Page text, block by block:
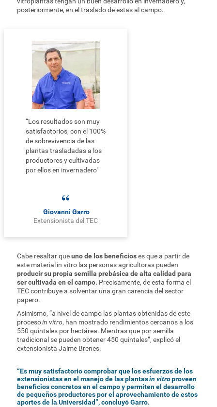
posteriormente, en el traslado de estas al campo.
“Los resultados son muy
satisfactorios, con el 100%
de sobrevivencia de las
plantas trasladadas a los
productores y cultivadas
por ellos en invernadero"
Giovanni Garro
Extensionista del TEC
Cabe resaltar queuno de los beneficioses que a partir de
este material in vitro las personas agricultoras pueden
producir su propia semilla prebásica de alta calidad para
ser cultivada en el campo. Precisamente, de esta forma el
TEC contribuye a solventar una gran carencia del sector
papero.
Asimismo, “a nivel de campo las plantas obtenidas de este
procesoin vitro, han mostrado rendimientos cercanos a los
550 quintales por hectárea. Mientras que por semilla
tradicional se pueden obtener 450 quintales”, explicó el
extensionista Jaime Brenes.
“Es muy satisfactorio comprobar que los esfuerzos de los
extensionistas en el manejo de las plantasin vitroproveen
beneficios concretos en el campo y permiten el desarrollo
de pequeños productores por el aprovechamiento de estos
aportes de la Universidad”, concluyó Garro.